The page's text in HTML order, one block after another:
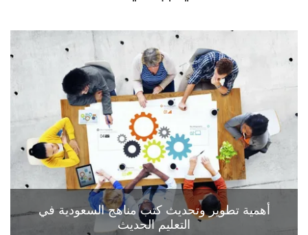
أهمية تطوير وتحديث كتب مناهج السعودية في
التعليم الحديث